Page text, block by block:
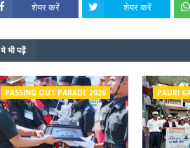
शेयर करें शेयर करें
ये भी पढ़ें
PASSING OUT PARADE 2026 PAURI